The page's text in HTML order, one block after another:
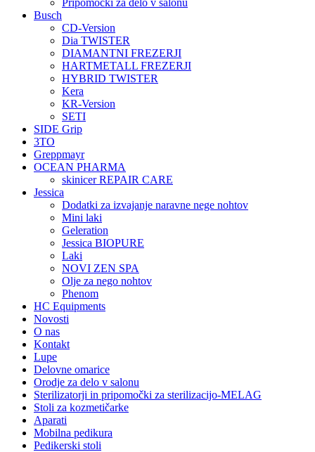
Pripomočki za delo v salonu
Busch
CD-Version
Dia TWISTER
DIAMANTNI FREZERJI
HARTMETALL FREZERJI
HYBRID TWISTER
Kera
KR-Version
SETI
SIDE Grip
3TO
Greppmayr
OCEAN PHARMA
skinicer REPAIR CARE
Jessica
Dodatki za izvajanje naravne nege nohtov
Mini laki
Geleration
Jessica BIOPURE
Laki
NOVI ZEN SPA
Olje za nego nohtov
Phenom
HC Equipments
Novosti
O nas
Kontakt
Lupe
Delovne omarice
Orodje za delo v salonu
Sterilizatorji in pripomočki za sterilizacijo-MELAG
Stoli za kozmetičarke
Aparati
Mobilna pedikura
Pedikerski stoli